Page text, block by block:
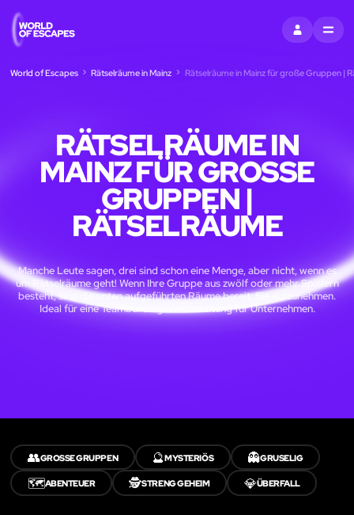
EINTRAGEN
MENU
World of Escapes Rätselräume in Mainz Rätselräume in Mainz für große Gruppen |
RÄTSELRÄUME IN
MAINZ FÜR GROSSE G
RUPPEN | R
ÄTSELRÄUME
Manche Leute sagen, drei sind schon eine Menge, aber nicht, wenn es
um Rätselräume geht! Wenn Ihre Gruppe aus zwölf oder mehr Spielern
besteht, sind die unten aufgeführten Räume bereit, Sie aufzunehmen.
Ideal für eine Teambuilding-Veranstaltung für Unternehmen.
👥GROSSE GRUPPEN 🔮MYSTERIÖS 👻GRUSELIG
🗺️ABENTEUER 🕵️STRENG GEHEIM 💎ÜBERFALL